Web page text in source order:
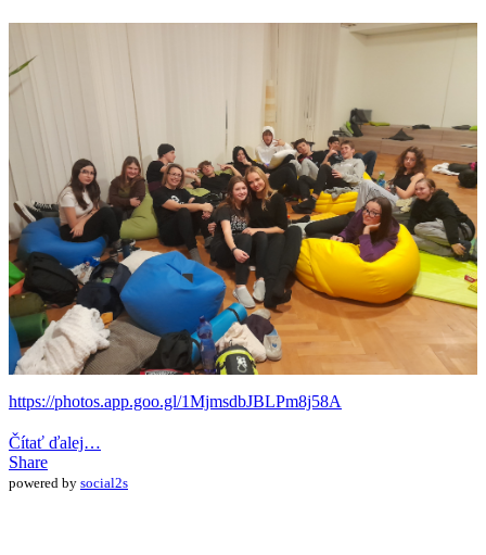
https://photos.app.goo.gl/1MjmsdbJBLPm8j58A
Čítať ďalej…
Share
powered by social2s